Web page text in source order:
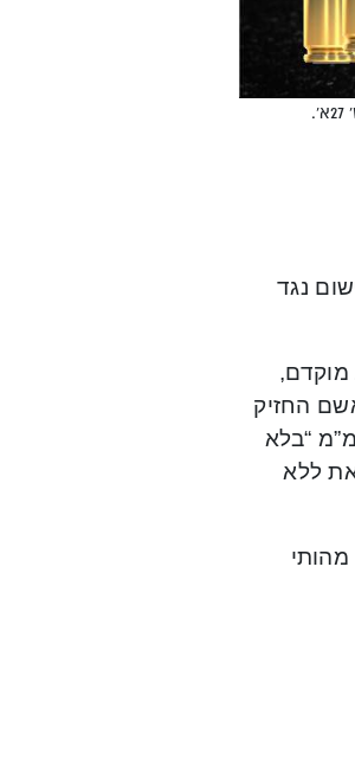
נגד
על פי מידע מוקדם,
החזיק
בארון המטבח, בתוך שקית של קופת חולים, כדורי תחמושת של כלי יריה מסוג 9 מ”מ “בלא
ללא